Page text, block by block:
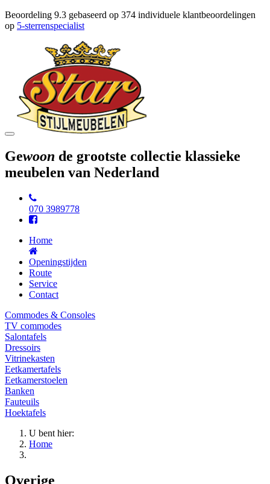
Beoordeling 9.3 gebaseerd op 374 individuele klantbeoordelingen
op 5-sterrenspecialist
Toggle
Gewoon de grootste collectie klassieke
meubelen van Nederland
070 3989778
Home
Openingstijden
Route
Service
Contact
Commodes & Consoles
TV commodes
Salontafels
Dressoirs
Vitrinekasten
Eetkamertafels
Eetkamerstoelen
Banken
Fauteuils
Hoektafels
U bent hier:
Home
Overige